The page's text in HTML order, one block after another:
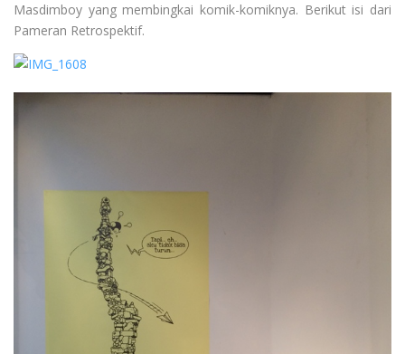
Masdimboy yang membingkai komik-komiknya. Berikut isi dari
Pameran Retrospektif.